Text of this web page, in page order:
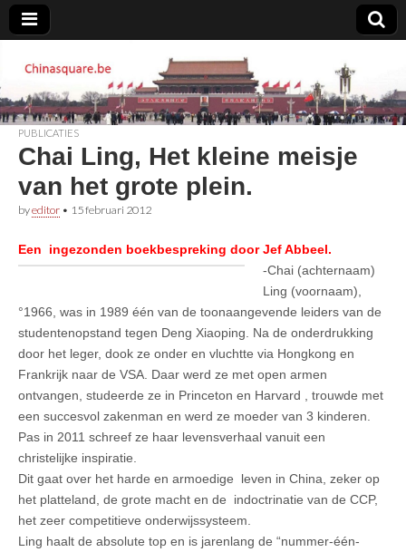
Chinasquare.be
PUBLICATIES
Chai Ling, Het kleine meisje
van het grote plein.
byeditor • 15 februari 2012
Een ingezonden boekbespreking door Jef Abbeel.
-Chai (achternaam)
Ling (voornaam),
°1966, was in 1989 één van de toonaangevende leiders van de
studentenopstand tegen Deng Xiaoping. Na de onderdrukking
door het leger, dook ze onder en vluchtte via Hongkong en
Frankrijk naar de VSA. Daar werd ze met open armen
ontvangen, studeerde ze in Princeton en Harvard , trouwde met
een succesvol zakenman en werd ze moeder van 3 kinderen.
Pas in 2011 schreef ze haar levensverhaal vanuit een
christelijke inspiratie.
Dit gaat over het harde en armoedige leven in China, zeker op
het platteland, de grote macht en de indoctrinatie van de CCP,
het zeer competitieve onderwijssysteem.
Ling haalt de absolute top en is jarenlang de “nummer-één-